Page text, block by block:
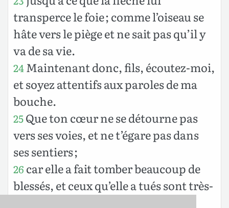
transperce le foie ; comme l’oiseau se
hâte vers le piège et ne sait pas qu’il y
va de sa vie.
24Maintenant donc, fils, écoutez-moi,
et soyez attentifs aux paroles de ma
bouche.
25Que ton cœur ne se détourne pas
vers ses voies, et ne t’égare pas dans
ses sentiers ;
26 car elle a fait tomber beaucoup de
blessés, et ceux qu’elle a tués sont très-